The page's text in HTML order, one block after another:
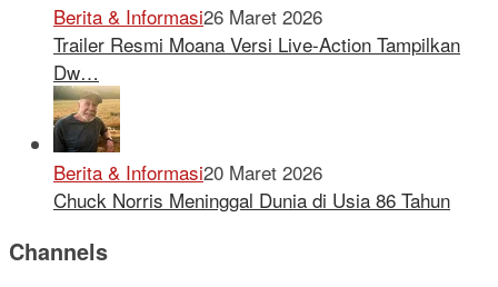
Berita & Informasi26 Maret 2026
Trailer Resmi Moana Versi Live-Action Tampilkan
Dw…
Berita & Informasi20 Maret 2026
Chuck Norris Meninggal Dunia di Usia 86 Tahun
Channels